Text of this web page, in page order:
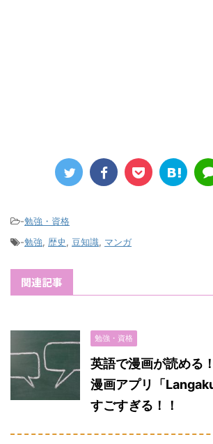
-勉強・資格
-勉強, 歴史, 豆知識, マンガ
関連記事
勉強・資格
英語で漫画が読める
漫画アプリ「
すごすぎる！！